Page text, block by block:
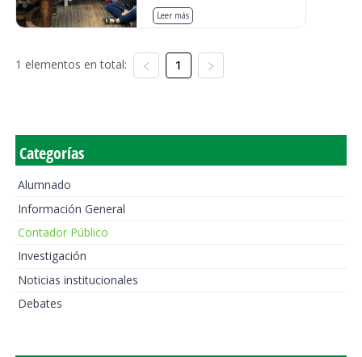
Leer más
1 elementos en total: 1
Categorías
Alumnado
Información General
Contador Público
Investigación
Noticias institucionales
Debates